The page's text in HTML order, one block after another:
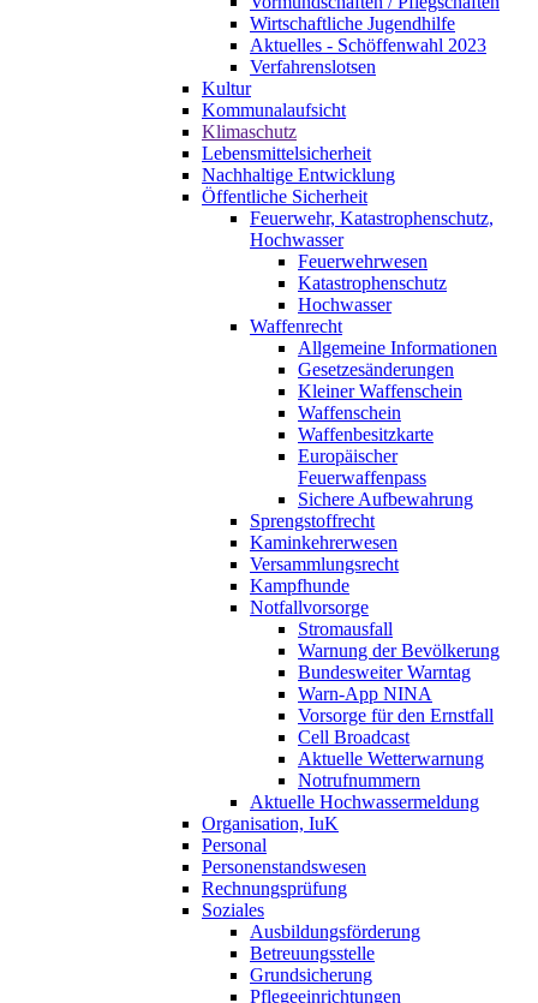
Wirtschaftliche Jugendhilfe
Aktuelles - Schöffenwahl 2023
Verfahrenslotsen
Kultur
Kommunalaufsicht
Klimaschutz
Lebensmittelsicherheit
Nachhaltige Entwicklung
Öffentliche Sicherheit
Feuerwehr, Katastrophenschutz,
Hochwasser
Feuerwehrwesen
Katastrophenschutz
Hochwasser
Waffenrecht
Allgemeine Informationen
Gesetzesänderungen
Kleiner Waffenschein
Waffenschein
Waffenbesitzkarte
Europäischer
Feuerwaffenpass
Sichere Aufbewahrung
Sprengstoffrecht
Kaminkehrerwesen
Versammlungsrecht
Kampfhunde
Notfallvorsorge
Stromausfall
Warnung der Bevölkerung
Bundesweiter Warntag
Warn-App NINA
Vorsorge für den Ernstfall
Cell Broadcast
Aktuelle Wetterwarnung
Notrufnummern
Aktuelle Hochwassermeldung
Organisation, IuK
Personal
Personenstandswesen
Rechnungsprüfung
Soziales
Ausbildungsförderung
Betreuungsstelle
Grundsicherung
Pflegeeinrichtungen